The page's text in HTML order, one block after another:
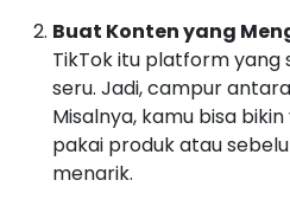
Buat Konten yang
TikTok itu platform yang
seru. Jadi, campur
Misalnya, kamu bisa
pakai produk atau
menarik.